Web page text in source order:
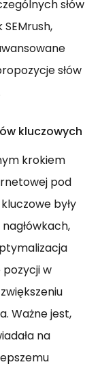
słów
słów
kluczowych
krokiem
pod
były
w
Ważne jest,
na